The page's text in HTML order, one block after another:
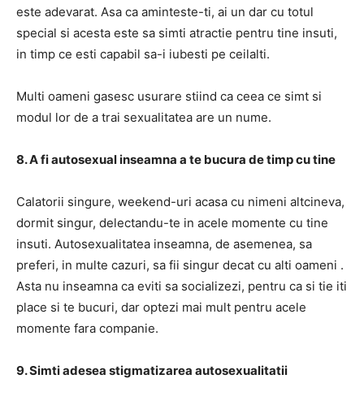
este adevarat. Asa ca aminteste-ti, ai un dar cu totul
special si acesta este sa simti atractie pentru tine insuti,
in timp ce esti capabil sa-i iubesti pe ceilalti.
Multi oameni gasesc usurare stiind ca ceea ce simt si
modul lor de a trai sexualitatea are un nume.
8. A fi autosexual inseamna a te bucura de timp cu tine
Calatorii singure, weekend-uri acasa cu nimeni altcineva,
dormit singur, delectandu-te in acele momente cu tine
insuti. Autosexualitatea inseamna, de asemenea, sa
preferi, in multe cazuri, sa fii singur decat cu alti oameni .
Asta nu inseamna ca eviti sa socializezi, pentru ca si tie iti
place si te bucuri, dar optezi mai mult pentru acele
momente fara companie.
9. Simti adesea stigmatizarea autosexualitatii